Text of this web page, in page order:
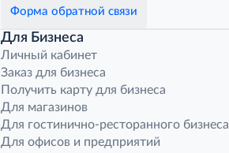
Форма обратной связи
Для Бизнеса
Личный кабинет
Заказ для бизнеса
Получить карту для бизнеса
Для магазинов
Для гостинично-ресторанного бизнеса
Для офисов и предприятий